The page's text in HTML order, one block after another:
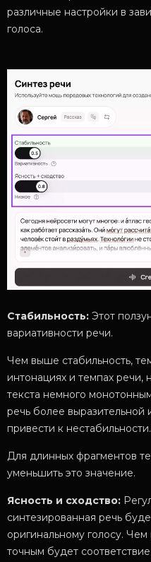
различные настройки в
голоса.
Стабильность: Этот
вариативности речи.
Чем выше стабильность,
интонациях и темпах речи,
текста немного
речь более выразительной
привести к нестабильности.
Для длинных фрагментов
уменьшить это значение.
Ясность и сходство:
синтезированная речь
оригинальному голосу.
точным будет